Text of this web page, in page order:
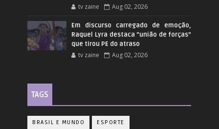
tv zaine Aug 02, 2026
Em discurso carregado de emoção,
Raquel Lyra destaca “união de forças”
que tirou PE do atraso
tv zaine Aug 02, 2026
TAGS
BRASIL E MUNDO ESPORTE